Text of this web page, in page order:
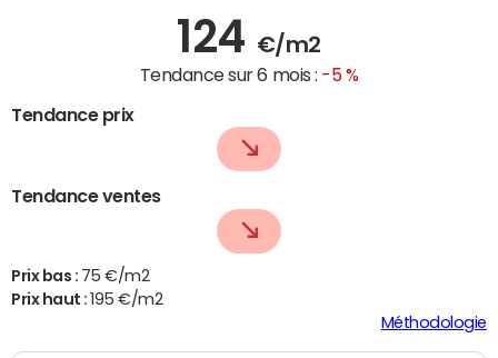
124 €/m2
Tendance sur 6 mois : -5 %
Tendance prix
Tendance ventes
Prix bas : 75 €/m2
Prix haut : 195 €/m2
Méthodologie